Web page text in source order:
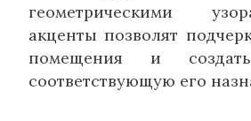
геометрическими
акценты позволят
помещения и
соответствующую его